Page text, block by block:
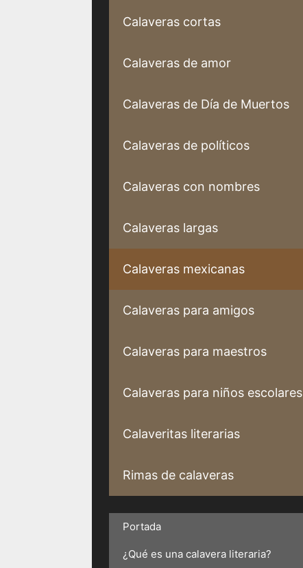
Calaveras cortas
Calaveras de amor
Calaveras de Día de Muertos
Calaveras de políticos
Calaveras con nombres
Calaveras largas
Calaveras mexicanas
Calaveras para amigos
Calaveras para maestros
Calaveras para niños escolares
Calaveritas literarias
Rimas de calaveras
Portada
¿Qué es una calavera literaria?